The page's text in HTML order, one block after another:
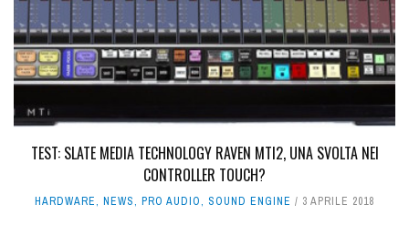
TEST: SLATE MEDIA TECHNOLOGY RAVEN MTI2, UNA SVOLTA NEI
CONTROLLER TOUCH?
HARDWARE, NEWS, PRO AUDIO, SOUND ENGINE 3 APRILE 2018